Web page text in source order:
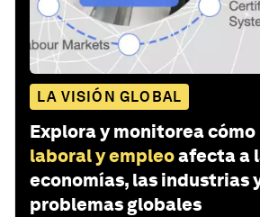
LA VISIÓN GLOBAL
Explora y monitorea cómo
laboral y empleoafecta a
economías, las industrias
problemas globales